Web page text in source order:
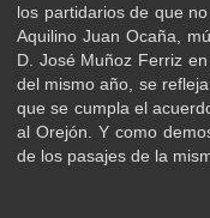
los partidarios de que
Aquilino Juan Ocaña,
D. José Muñoz Ferriz
del mismo año, se
que se cumpla el
al Orejón. Y como
de los pasajes de la